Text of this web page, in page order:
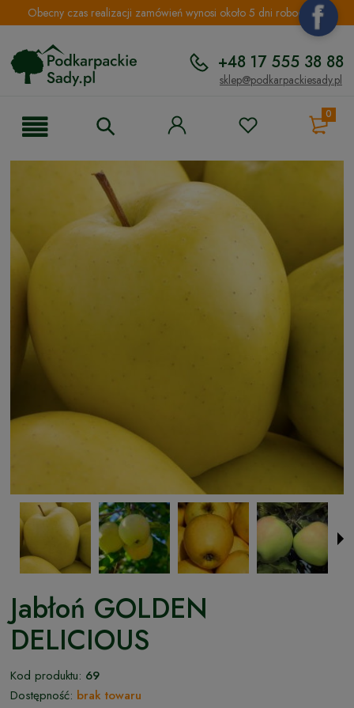
Obecny czas realizacji zamówień wynosi około 5 dni roboczych.
+48 17 555 38 88
sklep@podkarpackiesady.pl
0
Jabłoń GOLDEN
DELICIOUS
Kod produktu: 69
Dostępność: brak towaru